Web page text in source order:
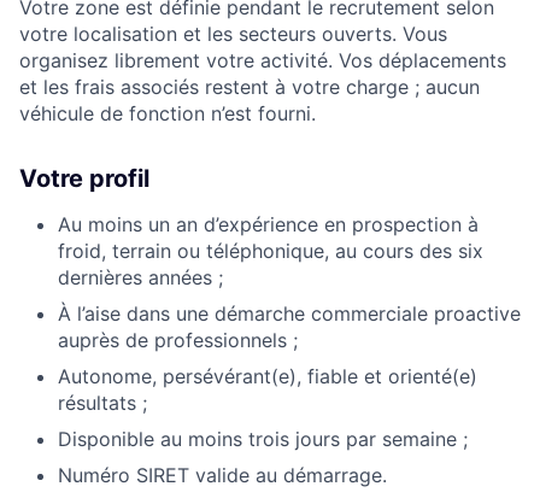
Votre zone est définie pendant le recrutement selon
votre localisation et les secteurs ouverts. Vous
organisez librement votre activité. Vos déplacements
et les frais associés restent à votre charge ; aucun
véhicule de fonction n’est fourni.
Votre profil
Au moins un an d’expérience en prospection à
froid, terrain ou téléphonique, au cours des six
dernières années ;
À l’aise dans une démarche commerciale proactive
auprès de professionnels ;
Autonome, persévérant(e), fiable et orienté(e)
résultats ;
Disponible au moins trois jours par semaine ;
Numéro SIRET valide au démarrage.